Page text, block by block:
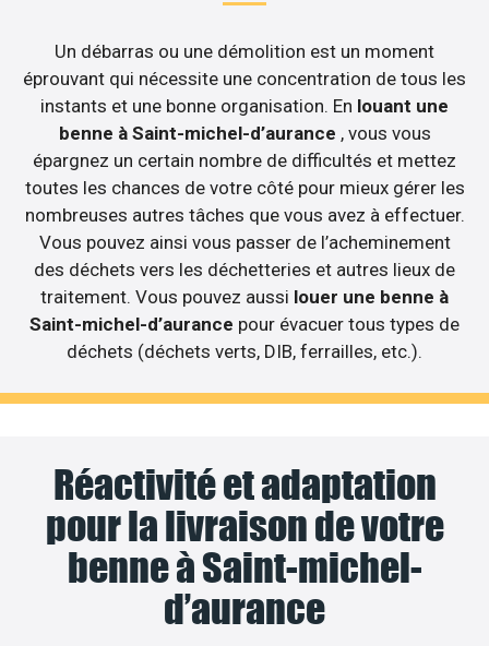
Un débarras ou une démolition est un moment
éprouvant qui nécessite une concentration de tous les
instants et une bonne organisation. En louant une
benne à Saint-michel-d’aurance , vous vous
épargnez un certain nombre de difficultés et mettez
toutes les chances de votre côté pour mieux gérer les
nombreuses autres tâches que vous avez à effectuer.
Vous pouvez ainsi vous passer de l’acheminement
des déchets vers les déchetteries et autres lieux de
traitement. Vous pouvez aussi louer une benne à
Saint-michel-d’aurance pour évacuer tous types de
déchets (déchets verts, DIB, ferrailles, etc.).
Réactivité et adaptation
pour la livraison de votre
benne à Saint-michel-
d’aurance